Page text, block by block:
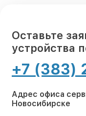
Оставьте
устройства
+7 (383)
Адрес офиса
Новосибирске